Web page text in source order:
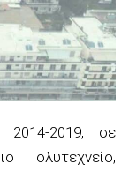
2019, σε
Πολυτεχνείο,